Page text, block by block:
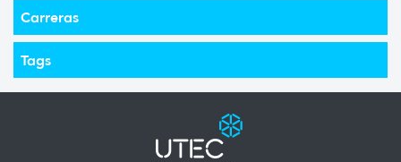
Carreras
Tags